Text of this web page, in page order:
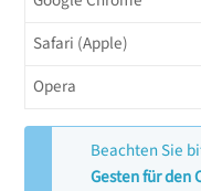
Safari (Apple)
Opera
Beachten Sie
Gesten für